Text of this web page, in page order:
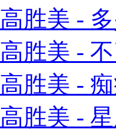
高胜美 -
高胜美 -
高胜美 -
高胜美 -